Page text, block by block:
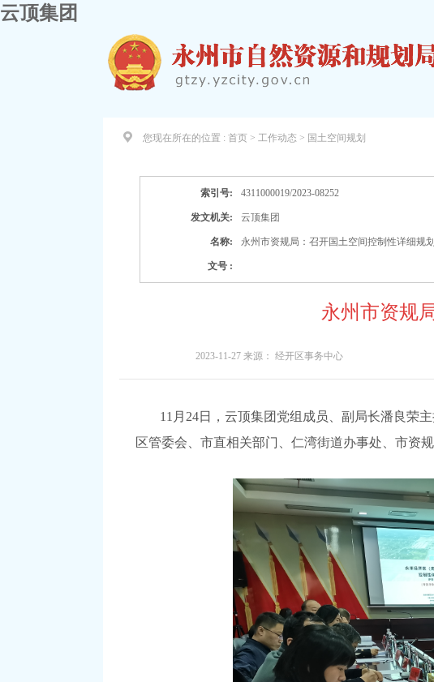
云顶集团
您现在所在的位置 : 首页 > 工作动态 > 国土空间规划
索引号: 4311000019/2023-08252
发文机关: 云顶集团
名称: 永州市资规局：召开国土空间控制性详细规
文号 :
永州市资规
2023-11-27 来源： 经开区事务中心
11月24日 ，云顶集团党组成员、副局长潘良荣
区管委会、市直相关部门、仁湾街道办事处、 市资规